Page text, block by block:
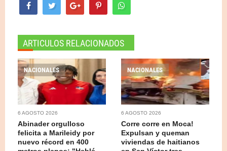
ARTICULOS RELACIONADOS
NACIONALES
6 AGOSTO 2026
Abinader orgulloso
felicita a Marileidy por
nuevo récord en 400
NACIONALES
6 AGOSTO 2026
Corre corre en Moca!
Expulsan y queman
viviendas de haitianos